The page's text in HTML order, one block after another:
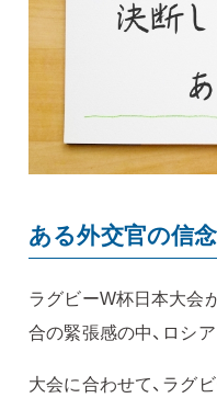
ある外交官の信念
ラグビーW杯日本大会
合の緊張感の中、ロシ
大会に合わせて、ラグ